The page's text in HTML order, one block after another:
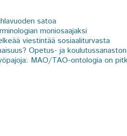
satoa
moniosaajaksi
viestintää sosiaaliturvasta
Opetus- ja
MAO/TAO-ontologia on